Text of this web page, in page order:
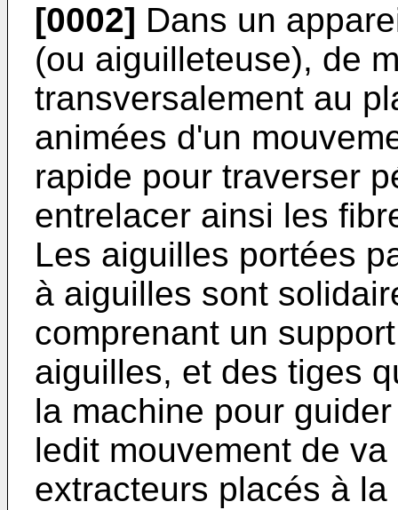
[0002] Dans un
(ou aiguilleteuse), de
transversalement au
animées d'un
rapide pour traverser
entrelacer ainsi les
Les aiguilles portées
à aiguilles sont
comprenant un
aiguilles, et des tiges
la machine pour
ledit mouvement de
extracteurs placés à